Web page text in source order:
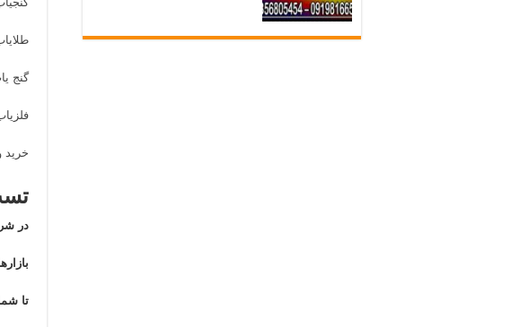
گنج
خرید
در
تا